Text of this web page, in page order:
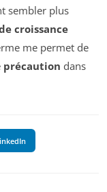
sembler plus
croissance
me permet de
précaution dans